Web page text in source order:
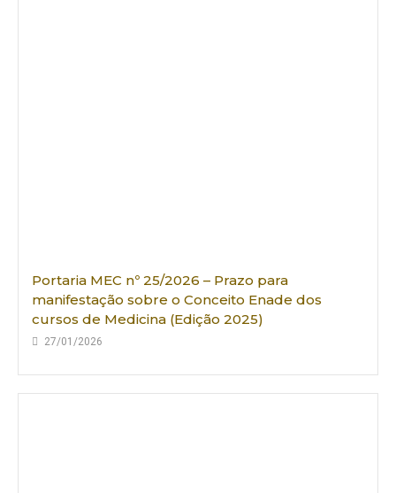
Portaria MEC nº 25/2026 – Prazo para
manifestação sobre o Conceito Enade dos
cursos de Medicina (Edição 2025)
27/01/2026